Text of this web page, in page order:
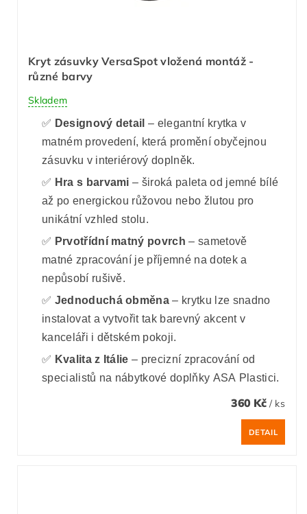
Kryt zásuvky VersaSpot vložená montáž -
různé barvy
Skladem
✅ Designový detail – elegantní krytka v
matném provedení, která promění obyčejnou
zásuvku v interiérový doplněk.
✅ Hra s barvami – široká paleta od jemné bílé
až po energickou růžovou nebo žlutou pro
unikátní vzhled stolu.
✅ Prvotřídní matný povrch – sametově
matné zpracování je příjemné na dotek a
nepůsobí rušivě.
✅ Jednoduchá obměna – krytku lze snadno
instalovat a vytvořit tak barevný akcent v
kanceláři i dětském pokoji.
✅ Kvalita z Itálie – precizní zpracování od
specialistů na nábytkové doplňky ASA Plastici.
360 Kč / ks
DETAIL